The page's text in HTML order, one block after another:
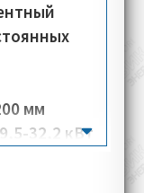
уровня
высокие
мм
9,5-32,2 кВт